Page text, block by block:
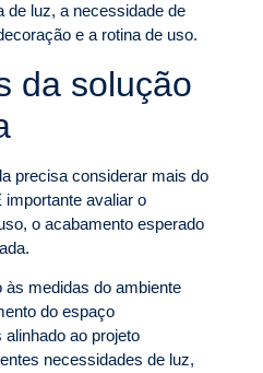
de luz, a necessidade de
e a rotina de uso.
da solução
precisa considerar mais do
importante avaliar o
o acabamento esperado
às medidas do ambiente
do espaço
ao projeto
necessidades de luz,